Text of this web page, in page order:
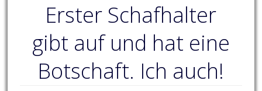
Erster Schafhalter
gibt auf und hat eine
Botschaft. Ich auch!